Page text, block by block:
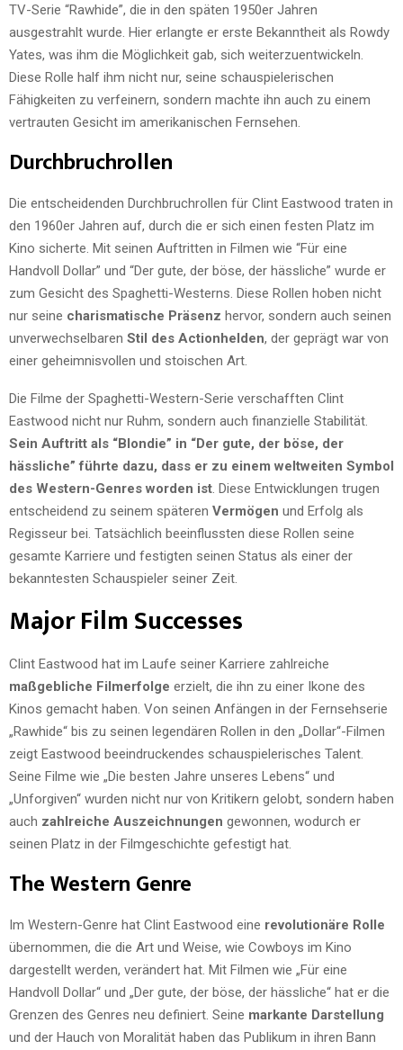
TV-Serie “Rawhide”, die in den späten 1950er Jahren
ausgestrahlt wurde. Hier erlangte er erste Bekanntheit als Rowdy
Yates, was ihm die Möglichkeit gab, sich weiterzuentwickeln.
Diese Rolle half ihm nicht nur, seine schauspielerischen
Fähigkeiten zu verfeinern, sondern machte ihn auch zu einem
vertrauten Gesicht im amerikanischen Fernsehen.
Durchbruchrollen
Die entscheidenden Durchbruchrollen für Clint Eastwood traten in
den 1960er Jahren auf, durch die er sich einen festen Platz im
Kino sicherte. Mit seinen Auftritten in Filmen wie “Für eine
Handvoll Dollar” und “Der gute, der böse, der hässliche” wurde er
zum Gesicht des Spaghetti-Westerns. Diese Rollen hoben nicht
nur seine charismatische Präsenz hervor, sondern auch seinen
unverwechselbaren Stil des Actionhelden, der geprägt war von
einer geheimnisvollen und stoischen Art.
Die Filme der Spaghetti-Western-Serie verschafften Clint
Eastwood nicht nur Ruhm, sondern auch finanzielle Stabilität.
Sein Auftritt als “Blondie” in “Der gute, der böse, der
hässliche” führte dazu, dass er zu einem weltweiten Symbol
des Western-Genres worden ist . Diese Entwicklungen trugen
entscheidend zu seinem späteren Vermögen und Erfolg als
Regisseur bei. Tatsächlich beeinflussten diese Rollen seine
gesamte Karriere und festigten seinen Status als einer der
bekanntesten Schauspieler seiner Zeit.
Major Film Successes
Clint Eastwood hat im Laufe seiner Karriere zahlreiche
maßgebliche Filmerfolge erzielt, die ihn zu einer Ikone des
Kinos gemacht haben. Von seinen Anfängen in der Fernsehserie
„Rawhide“ bis zu seinen legendären Rollen in den „Dollar“-Filmen
zeigt Eastwood beeindruckendes schauspielerisches Talent.
Seine Filme wie „Die besten Jahre unseres Lebens“ und
„Unforgiven“ wurden nicht nur von Kritikern gelobt, sondern haben
auch zahlreiche Auszeichnungen gewonnen, wodurch er
seinen Platz in der Filmgeschichte gefestigt hat.
The Western Genre
Im Western-Genre hat Clint Eastwood eine revolutionäre Rolle
übernommen, die die Art und Weise, wie Cowboys im Kino
dargestellt werden, verändert hat. Mit Filmen wie „Für eine
Handvoll Dollar“ und „Der gute, der böse, der hässliche“ hat er die
Grenzen des Genres neu definiert. Seine markante Darstellung
und der Hauch von Moralität haben das Publikum in ihren Bann